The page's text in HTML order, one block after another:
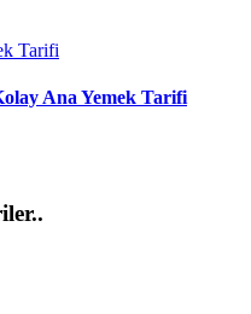
Ana Yemek Tarifi